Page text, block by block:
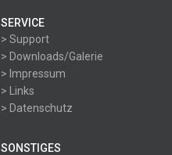
SERVICE
> Support
> Downloads/Galerie
> Impressum
> Links
> Datenschutz
SONSTIGES